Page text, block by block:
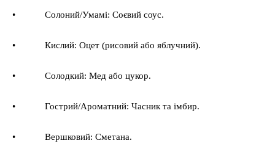
• Солоний/Умамі: Соєвий соус.
• Кислий: Оцет (рисовий або яблучний).
• Солодкий: Мед або цукор.
• Гострий/Ароматний: Часник та імбир.
• Вершковий: Сметана.